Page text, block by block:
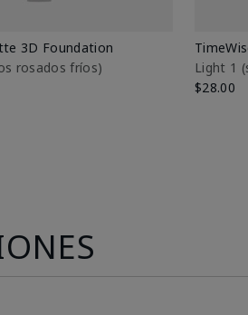
3D Foundation
rosados fríos)
Light 1​
$28.00